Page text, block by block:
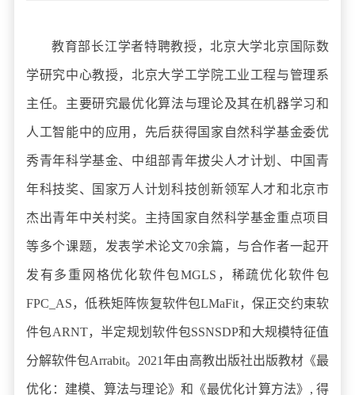
教育部长江学者特聘教授，北京大学北京国际数
学研究中心教授，北京大学工学院工业工程与管理系
主任。主要研究最优化算法与理论及其在机器学习和
人工智能中的应用，先后获得国家自然科学基金委优
秀青年科学基金、中组部青年拔尖人才计划、中国青
年科技奖、国家万人计划科技创新领军人才和北京市
杰出青年中关村奖。主持国家自然科学基金重点项目
等多个课题，发表学术论文70余篇，与合作者一起开
发有多重网格优化软件包MGLS，稀疏优化软件包
FPC_AS，低秩矩阵恢复软件包LMaFit，保正交约束软
件包ARNT，半定规划软件包SSNSDP和大规模特征值
分解软件包Arrabit。2021年由高教出版社出版教材《最
优化：建模、算法与理论》和《最优化计算方法》, 得